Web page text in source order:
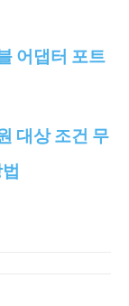
어댑터 포트
대상 조건 무